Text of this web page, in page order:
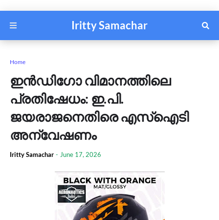
Iritty Samachar
Home
ഇൻഡിഗോ വിമാനത്തിലെ
പ്രതിഷേധം: ഇ.പി.
ജയരാജനെതിരെ എസ്‌ഐടി
അന്വേഷണം
Iritty Samachar - June 17, 2026